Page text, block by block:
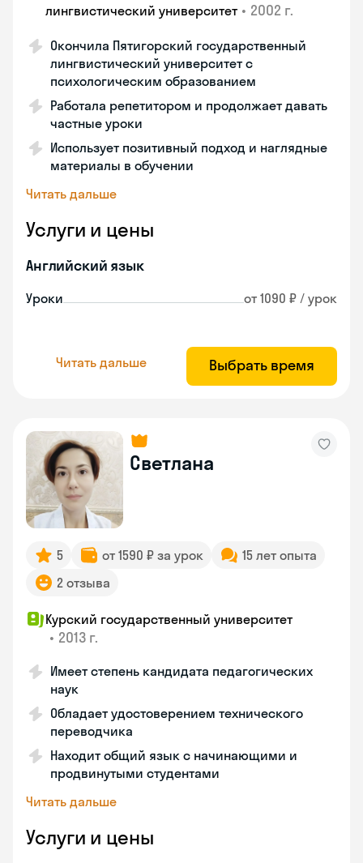
лингвистический университет • 2002 г.
Окончила Пятигорский государственный
лингвистический университет с
психологическим образованием
Работала репетитором и продолжает давать
частные уроки
Использует позитивный подход и наглядные
материалы в обучении
Читать дальше
Услуги и цены
Английский язык
Уроки от 1090 ₽ / урок
Читать дальше Выбрать время
Светлана
5 от 1590 ₽ за урок
15 лет опыта
2 отзыва
Курский государственный университет
• 2013 г.
Имеет степень кандидата педагогических
наук
Обладает удостоверением технического
переводчика
Находит общий язык с начинающими и
продвинутыми студентами
Читать дальше
Услуги и цены